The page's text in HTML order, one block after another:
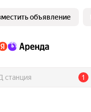
объявление
1